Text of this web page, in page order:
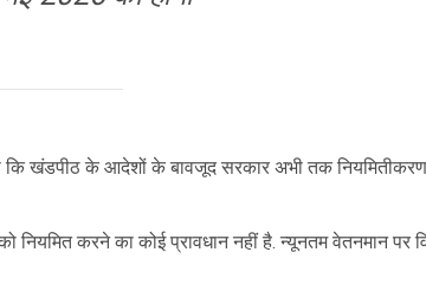
कि खंडपीठ के आदेशों के बावजूद सरकार अभी तक
नियमित करने का कोई प्रावधान नहीं है. न्यूनतम वेतनमान पर